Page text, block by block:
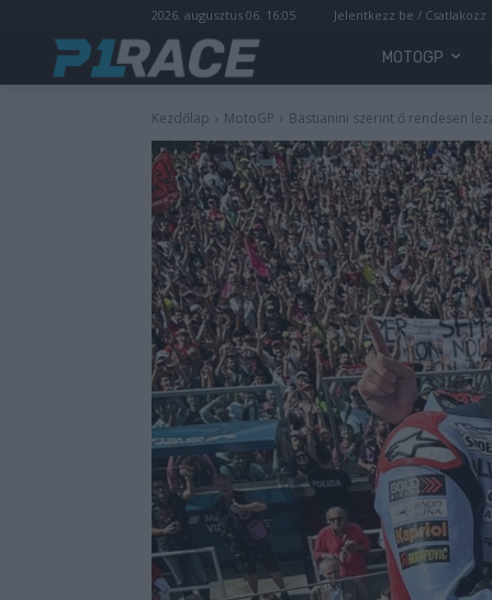
2026. augusztus 06. 16:05 Jelentkezz be / Csatlakozz
MOTOGP
Kezdőlap MotoGP Bastianini szerint ő rendesen